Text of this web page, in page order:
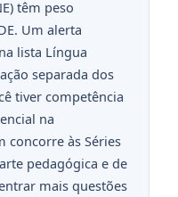
têm peso
Um alerta
lista Língua
separada dos
tiver competência
na
concorre às Séries
pedagógica e de
mais questões